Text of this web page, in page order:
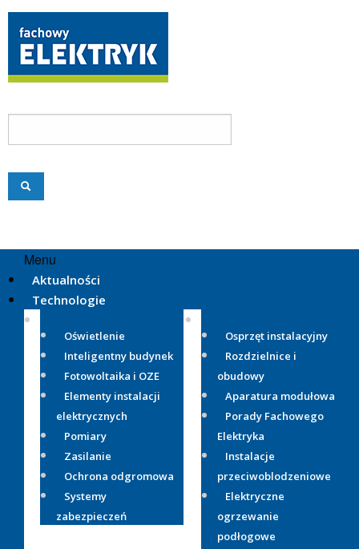
Menu
Aktualności
Technologie
Oświetlenie
Inteligentny budynek
Fotowoltaika i OZE
Elementy instalacji
elektrycznych
Pomiary
Zasilanie
Ochrona odgromowa
Systemy
zabezpieczeń
Osprzęt instalacyjny
Rozdzielnice i
obudowy
Aparatura modułowa
Porady Fachowego
Elektryka
Instalacje
przeciwoblodzeniowe
Elektryczne
ogrzewanie
podłogowe